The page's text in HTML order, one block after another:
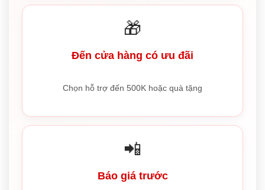
🎁
Đến cửa hàng có ưu đãi
Chọn hỗ trợ đến 500K hoặc quà tặng
📲
Báo giá trước